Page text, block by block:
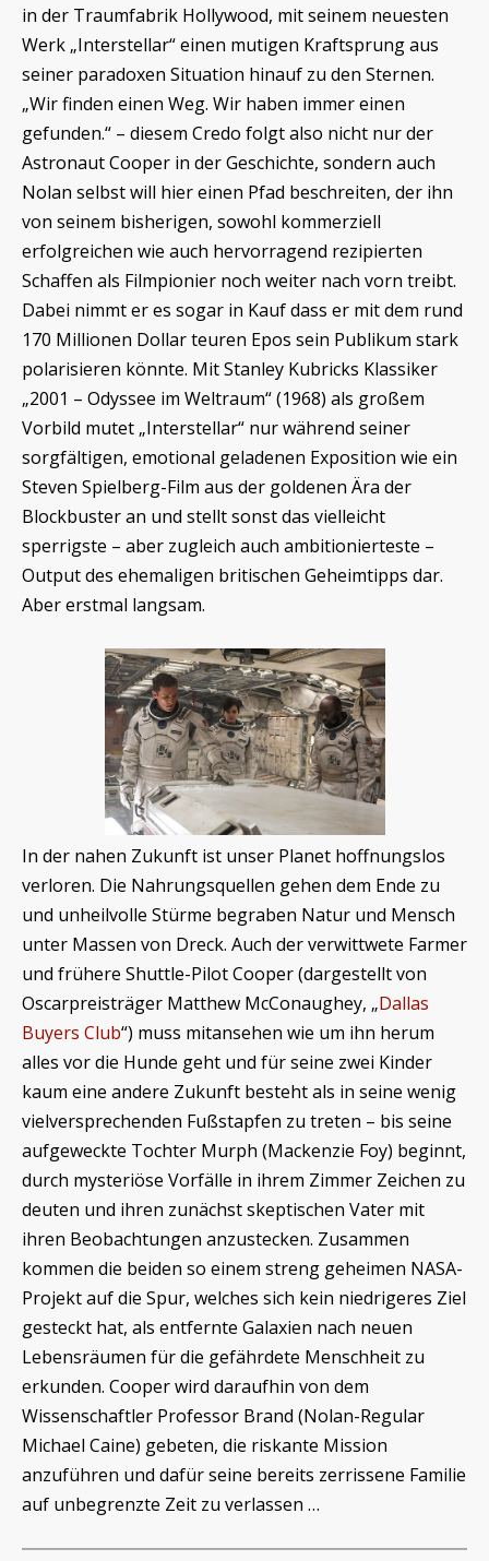
in der Traumfabrik Hollywood, mit seinem neuesten
Werk „Interstellar“ einen mutigen Kraftsprung aus
seiner paradoxen Situation hinauf zu den Sternen.
„Wir finden einen Weg. Wir haben immer einen
gefunden.“ – diesem Credo folgt also nicht nur der
Astronaut Cooper in der Geschichte, sondern auch
Nolan selbst will hier einen Pfad beschreiten, der ihn
von seinem bisherigen, sowohl kommerziell
erfolgreichen wie auch hervorragend rezipierten
Schaffen als Filmpionier noch weiter nach vorn treibt.
Dabei nimmt er es sogar in Kauf dass er mit dem rund
170 Millionen Dollar teuren Epos sein Publikum stark
polarisieren könnte. Mit Stanley Kubricks Klassiker
„2001 – Odyssee im Weltraum“ (1968) als großem
Vorbild mutet „Interstellar“ nur während seiner
sorgfältigen, emotional geladenen Exposition wie ein
Steven Spielberg-Film aus der goldenen Ära der
Blockbuster an und stellt sonst das vielleicht
sperrigste – aber zugleich auch ambitionierteste –
Output des ehemaligen britischen Geheimtipps dar.
Aber erstmal langsam.
In der nahen Zukunft ist unser Planet hoffnungslos
verloren. Die Nahrungsquellen gehen dem Ende zu
und unheilvolle Stürme begraben Natur und Mensch
unter Massen von Dreck. Auch der verwittwete Farmer
und frühere Shuttle-Pilot Cooper (dargestellt von
Oscarpreisträger Matthew McConaughey, „Dallas
Buyers Club“) muss mitansehen wie um ihn herum
alles vor die Hunde geht und für seine zwei Kinder
kaum eine andere Zukunft besteht als in seine wenig
vielversprechenden Fußstapfen zu treten – bis seine
aufgeweckte Tochter Murph (Mackenzie Foy) beginnt,
durch mysteriöse Vorfälle in ihrem Zimmer Zeichen zu
deuten und ihren zunächst skeptischen Vater mit
ihren Beobachtungen anzustecken. Zusammen
kommen die beiden so einem streng geheimen NASA-
Projekt auf die Spur, welches sich kein niedrigeres Ziel
gesteckt hat, als entfernte Galaxien nach neuen
Lebensräumen für die gefährdete Menschheit zu
erkunden. Cooper wird daraufhin von dem
Wissenschaftler Professor Brand (Nolan-Regular
Michael Caine) gebeten, die riskante Mission
anzuführen und dafür seine bereits zerrissene Familie
auf unbegrenzte Zeit zu verlassen …